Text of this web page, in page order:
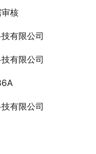
核
有限公司
有限公司
有限公司